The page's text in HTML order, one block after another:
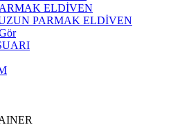
ELDİVEN
PARMAK ELDİVEN